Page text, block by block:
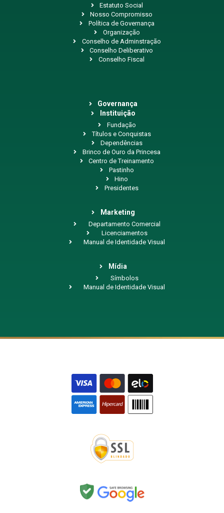
Estatuto Social
Nosso Compromisso
Política de Governança
Organização
Conselho de Adminstração
Conselho Deliberativo
Conselho Fiscal
Governança
Instituição
Fundação
Títulos e Conquistas
Dependências
Brinco de Ouro da Princesa
Centro de Treinamento
Pastinho
Hino
Presidentes
Marketing
Departamento Comercial
Licenciamentos
Manual de Identidade Visual
Mídia
Símbolos
Manual de Identidade Visual